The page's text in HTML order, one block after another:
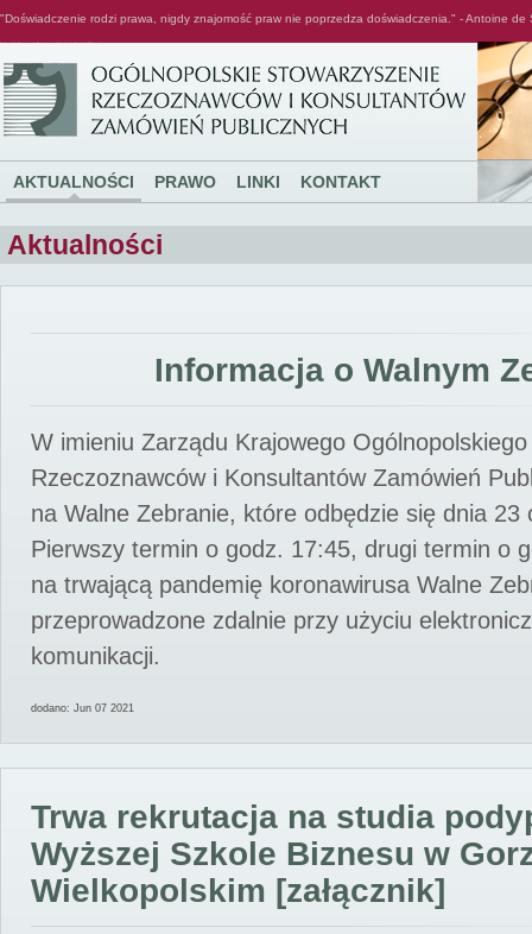
"Doświadczenie rodzi prawa, nigdy znajomość praw nie poprzedza doświadczenia." - Antoine de
AKTUALNOŚCI PRAWO LINKI KONTAKT
Aktualności
Informacja o Walnym
W imieniu Zarządu Krajowego
Rzeczoznawców i Konsultantów Zamówień
na Walne Zebranie, które odbędzie się dnia 23
Pierwszy termin o godz. 17:45, drugi termin o
na trwającą pandemię koronawirusa Walne
przeprowadzone zdalnie przy użyciu
komunikacji.
dodano: Jun 07 2021
Trwa rekrutacja na studia
Wyższej Szkole Biznesu w
Wielkopolskim [załącznik]